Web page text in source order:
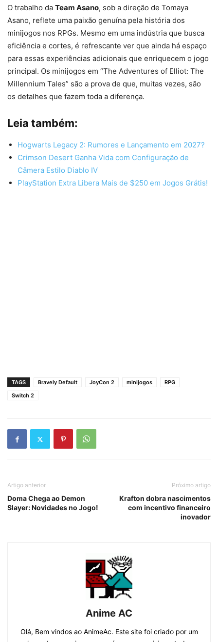
O trabalho da Team Asano, sob a direção de Tomaya
Asano, reflete uma paixão genuína pela história dos
minijogos nos RPGs. Mesmo em uma indústria que busca
eficiência e cortes, é refrescante ver que ainda há espaço
para essas experiências adicionais que enriquecem o jogo
principal. Os minijogos em “The Adventures of Elliot: The
Millennium Tales” são a prova de que, muitas vezes, são
os detalhes que fazem toda a diferença.
Leia também:
Hogwarts Legacy 2: Rumores e Lançamento em 2027?
Crimson Desert Ganha Vida com Configuração de
Câmera Estilo Diablo IV
PlayStation Extra Libera Mais de $250 em Jogos Grátis!
TAGS Bravely Default JoyCon 2 minijogos
RPG
Switch 2
Artigo anterior
Doma Chega ao Demon
Slayer: Novidades no Jogo!
Próximo artigo
Krafton dobra nascimentos
com incentivo financeiro
inovador
Anime AC
Olá, Bem vindos ao AnimeAc. Este site foi criado por um